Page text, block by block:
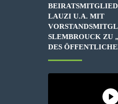
BEIRATSMITGLIED
LAUZI U.A. MIT
SLEMBROUCK ZU
DES